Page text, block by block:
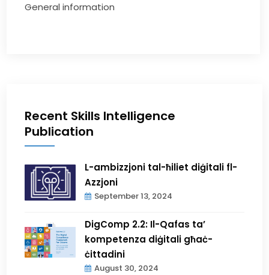
General information
Recent Skills Intelligence
Publication
L-ambizzjoni tal-ħiliet diġitali fl-
Azzjoni
September 13, 2024
DigComp 2.2: Il-Qafas ta’
kompetenza diġitali għaċ-
ċittadini
August 30, 2024